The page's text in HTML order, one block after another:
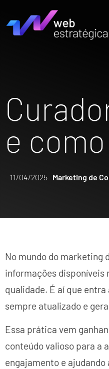
e
11/04/2025 Marketing de
No mundo do marketing
informações disponíveis
qualidade. É aí que
sempre atualizado e
Essa prática vem
conteúdo valioso para a
engajamento e